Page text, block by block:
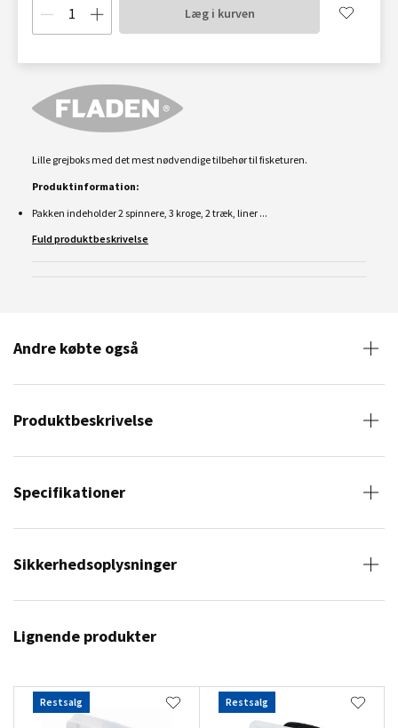
Læg i kurven
Lille grejboks med det mest nødvendige tilbehør til fisketuren.
Produktinformation:
Pakken indeholder 2 spinnere, 3 kroge, 2 træk, liner ...
Fuld produktbeskrivelse
Andre købte også
Produktbeskrivelse
Specifikationer
Sikkerhedsoplysninger
Lignende produkter
Restsalg Restsalg